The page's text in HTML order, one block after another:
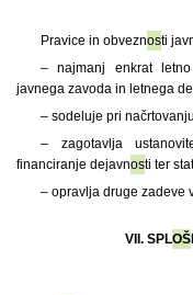
Pravice in obveznosti
– najmanj enkrat
javnega zavoda in letnega
– sodeluje pri
– zagotavlja
financiranje dejavnosti ter
– opravlja druge zadeve
VII. SPLOŠ